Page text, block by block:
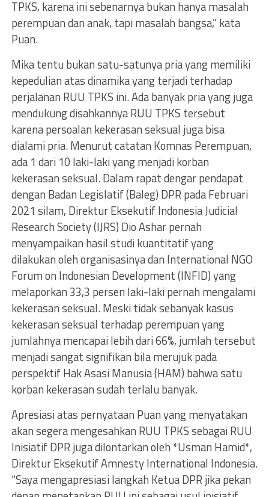
TPKS, karena ini sebenarnya bukan hanya masalah
perempuan dan anak, tapi masalah bangsa,” kata
Puan.
Mika tentu bukan satu-satunya pria yang memiliki
kepedulian atas dinamika yang terjadi terhadap
perjalanan RUU TPKS ini. Ada banyak pria yang juga
mendukung disahkannya RUU TPKS tersebut
karena persoalan kekerasan seksual juga bisa
dialami pria. Menurut catatan Komnas Perempuan,
ada 1 dari 10 laki-laki yang menjadi korban
kekerasan seksual. Dalam rapat dengar pendapat
dengan Badan Legislatif (Baleg) DPR pada Februari
2021 silam, Direktur Eksekutif Indonesia Judicial
Research Society (IJRS) Dio Ashar pernah
menyampaikan hasil studi kuantitatif yang
dilakukan oleh organisasinya dan International NGO
Forum on Indonesian Development (INFID) yang
melaporkan 33,3 persen laki-laki pernah mengalami
kekerasan seksual. Meski tidak sebanyak kasus
kekerasan seksual terhadap perempuan yang
jumlahnya mencapai lebih dari 66%, jumlah tersebut
menjadi sangat signifikan bila merujuk pada
perspektif Hak Asasi Manusia (HAM) bahwa satu
korban kekerasan sudah terlalu banyak.
Apresiasi atas pernyataan Puan yang menyatakan
akan segera mengesahkan RUU TPKS sebagai RUU
Inisiatif DPR juga dilontarkan oleh *Usman Hamid*,
Direktur Eksekutif Amnesty International Indonesia.
“Saya mengapresiasi langkah Ketua DPR jika pekan